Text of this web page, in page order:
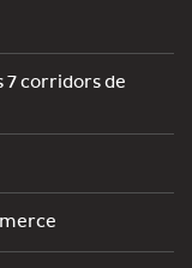
7 corridors de